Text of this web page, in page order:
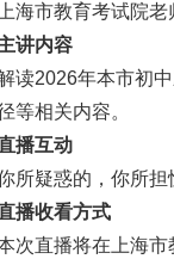
上海市教育考试院老
讲内容
读2026年本市初
等相关内容。
播互动
所疑惑的，你所
播收看方式
次直播将在上海